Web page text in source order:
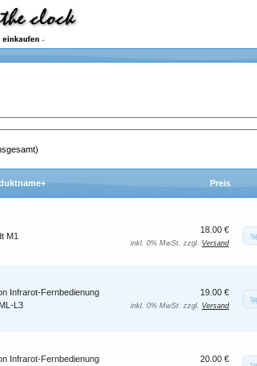
Preis
M1
18.00 €
inkl. 0% MwSt. zzgl. Versand
Infrarot-Fernbedienung
L3
19.00 €
inkl. 0% MwSt. zzgl. Versand
Infrarot-Fernbedienung
20.00 €